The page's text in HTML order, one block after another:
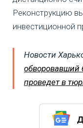
Реконструкцию
инвестиционной
Новости
обворовавший
проведет в